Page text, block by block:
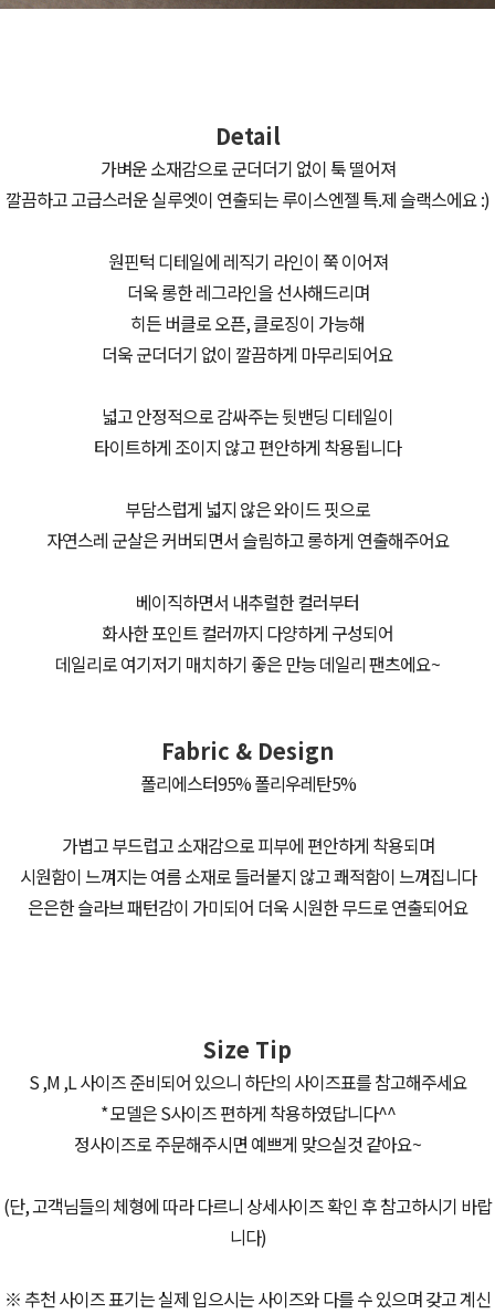
Detail
가벼운 소재감으로 군더더기 없이 툭 떨어져
깔끔하고 고급스러운 실루엣이 연출되는 루이스엔젤 특.제 슬랙스에요 :)
원핀턱 디테일에 레직기 라인이 쭉 이어져
더욱 롱한 레그라인을 선사해드리며
히든 버클로 오픈, 클로징이 가능해
더욱 군더더기 없이 깔끔하게 마무리되어요
넓고 안정적으로 감싸주는 뒷밴딩 디테일이
타이트하게 조이지 않고 편안하게 착용됩니다
부담스럽게 넓지 않은 와이드 핏으로
자연스레 군살은 커버되면서 슬림하고 롱하게 연출해주어요
베이직하면서 내추럴한 컬러부터
화사한 포인트 컬러까지 다양하게 구성되어
데일리로 여기저기 매치하기 좋은 만능 데일리 팬츠에요~
Fabric & Design
폴리에스터95% 폴리우레탄5%
가볍고 부드럽고 소재감으로 피부에 편안하게 착용되며
시원함이 느껴지는 여름 소재로 들러붙지 않고 쾌적함이 느껴집니다
은은한 슬라브 패턴감이 가미되어 더욱 시원한 무드로 연출되어요
Size Tip
S ,M ,L 사이즈 준비되어 있으니 하단의 사이즈표를 참고해주세요
* 모델은 S사이즈 편하게 착용하였답니다^^
정사이즈로 주문해주시면 예쁘게 맞으실것 같아요~
(단, 고객님들의 체형에 따라 다르니 상세사이즈 확인 후 참고하시기 바랍
니다)
※ 추천 사이즈 표기는 실제 입으시는 사이즈와 다를 수 있으며 갖고 계신